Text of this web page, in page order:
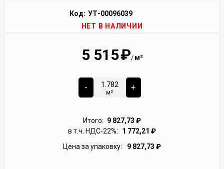
Код: УТ-00096039
НЕТ В НАЛИЧИИ
5 515₽/ м²
-
м²
+
Итого: 9 827,73 ₽
в т.ч. НДС-22%:
1 772,21 ₽
Цена за упаковку:
9 827,73 ₽